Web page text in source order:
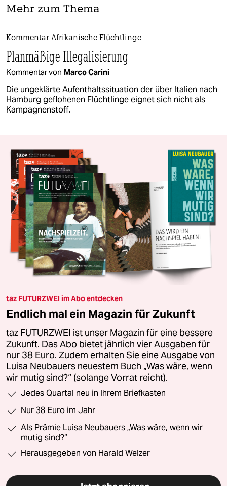
Mehr zum Thema
Kommentar Afrikanische Flüchtlinge
Planmäßige Illegalisierung
Kommentar von Marco Carini
Die ungeklärte Aufenthaltssituation der über Italien nach
Hamburg geflohenen Flüchtlinge eignet sich nicht als
Kampagnenstoff.
taz FUTURZWEI im Abo entdecken
Endlich mal ein Magazin für Zukunft
taz FUTURZWEI ist unser Magazin für eine bessere
Zukunft. Das Abo bietet jährlich vier Ausgaben für
nur 38 Euro. Zudem erhalten Sie eine Ausgabe von
Luisa Neubauers neuestem Buch „Was wäre, wenn
wir mutig sind?“ (solange Vorrat reicht).
Jedes Quartal neu in Ihrem Briefkasten
Nur 38 Euro im Jahr
Als Prämie Luisa Neubauers „Was wäre, wenn wir
mutig sind?“
Herausgegeben von Harald Welzer